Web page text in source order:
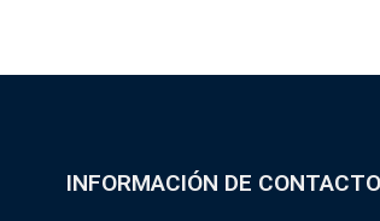
INFORMACIÓN DE CONTACTO